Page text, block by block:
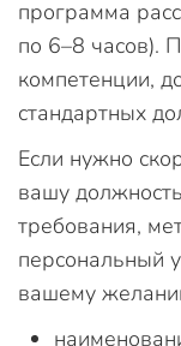
программа
по 6–8 часов).
компетенции,
стандартных
Если нужно
вашу
требования,
персональный
вашему